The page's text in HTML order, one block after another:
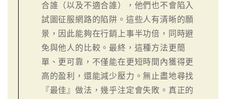
合誰（以及不適合誰），他們也不會陷入
試圖征服網路的陷阱。這些人有清晰的願
景，因此能夠在行銷上事半功倍，同時避
免與他人的比較。最終，這種方法更簡
單、更可靠，不僅能在更短時間內獲得更
高的盈利，還能減少壓力。無止盡地尋找
『最佳』做法，幾乎注定會失敗。真正的